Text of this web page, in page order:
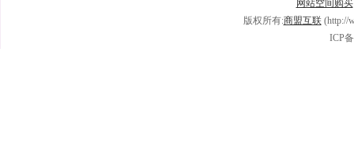
网站空间购买
版权所有:商盟互联(http://
ICP